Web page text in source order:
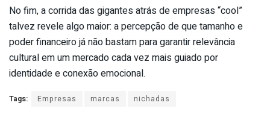
No fim, a corrida das gigantes atrás de empresas “cool”
talvez revele algo maior: a percepção de que tamanho e
poder financeiro já não bastam para garantir relevância
cultural em um mercado cada vez mais guiado por
identidade e conexão emocional.
Tags: Empresas marcas nichadas